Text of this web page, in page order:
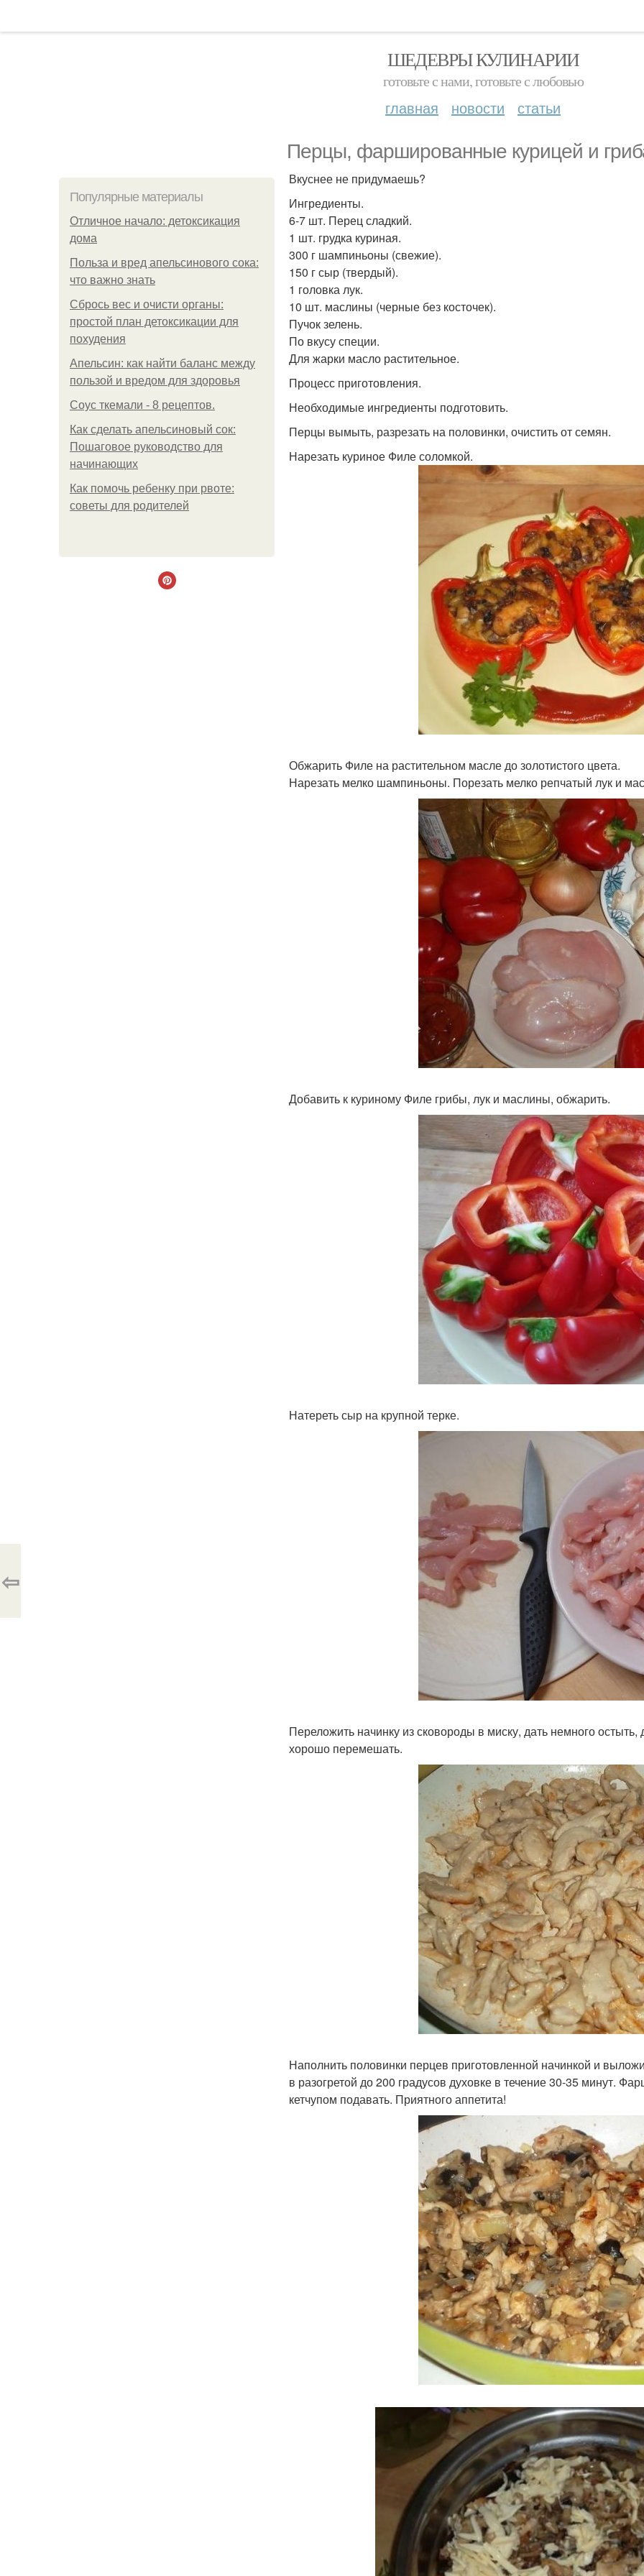
ШЕДЕВРЫ КУЛИНАРИИ
готовьте с нами, готовьте с любовью
главная новости статьи
Перцы, фаршированные курицей и
Популярные материалы
Отличное начало: детоксикация
дома
Польза и вред апельсинового сока:
что важно знать
Сбрось вес и очисти органы:
простой план детоксикации для
похудения
Апельсин: как найти баланс между
пользой и вредом для здоровья
Соус ткемали - 8 рецептов.
Как сделать апельсиновый сок:
Пошаговое руководство для
начинающих
Как помочь ребенку при рвоте:
советы для родителей
Вкуснее не придумаешь?
Ингредиенты.
6-7 шт. Перец сладкий.
1 шт. грудка куриная.
300 г шампиньоны (свежие).
150 г сыр (твердый).
1 головка лук.
10 шт. маслины (черные без косточек).
Пучок зелень.
По вкусу специи.
Для жарки масло растительное.
Процесс приготовления.
Необходимые ингредиенты подготовить.
Перцы вымыть, разрезать на половинки, очистить от семян.
Нарезать куриное Филе соломкой.
Обжарить Филе на растительном масле до золотистого цвета.
Нарезать мелко шампиньоны. Порезать мелко репчатый лук и
Добавить к куриному Филе грибы, лук и маслины, обжарить.
Натереть сыр на крупной терке.
Переложить начинку из сковороды в миску, дать немного
хорошо перемешать.
Наполнить половинки перцев приготовленной начинкой и
в разогретой до 200 градусов духовке в течение 30-35 минут.
кетчупом подавать. Приятного аппетита!
⇦